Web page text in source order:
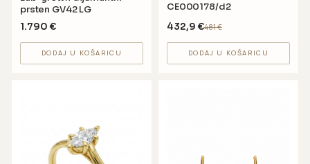
prsten GV42 LG
1.790 €
DODAJ U KOŠARICU
CE000178/d2
432,9 €481€
DODAJ U KOŠARICU